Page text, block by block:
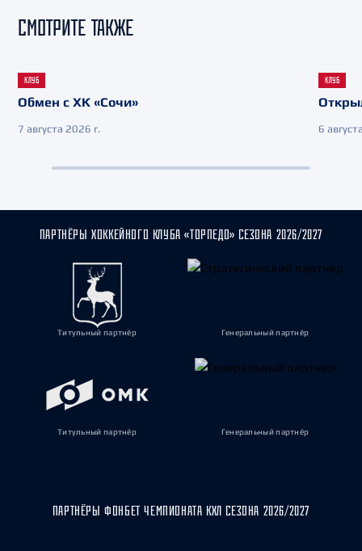
СМОТРИТЕ ТАКЖЕ
КЛУБ
Обмен с ХК «Сочи»
7 августа 2026 г.
КЛУБ
6
ПАРТНЁРЫ ХОККЕЙНОГО КЛУБА «ТОРПЕДО» СЕЗОНА 2026/2027
Титульный партнёр Генеральный партнёр
Титульный партнёр Генеральный партнёр
ПАРТНЁРЫ ФОНБЕТ ЧЕМПИОНАТА КХЛ СЕЗОНА 2026/2027